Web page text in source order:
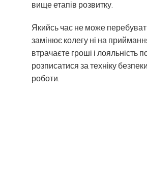
вище етапів розвитку.
Якийсь час не може
замінює колегу ні на
втрачаєте гроші і
розписатися за техніку
роботи.